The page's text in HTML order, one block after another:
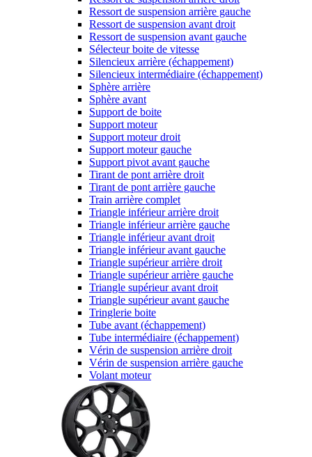
Ressort de suspension arrière gauche
Ressort de suspension avant droit
Ressort de suspension avant gauche
Sélecteur boite de vitesse
Silencieux arrière (échappement)
Silencieux intermédiaire (échappement)
Sphère arrière
Sphère avant
Support de boite
Support moteur
Support moteur droit
Support moteur gauche
Support pivot avant gauche
Tirant de pont arrière droit
Tirant de pont arrière gauche
Train arrière complet
Triangle inférieur arrière droit
Triangle inférieur arrière gauche
Triangle inférieur avant droit
Triangle inférieur avant gauche
Triangle supérieur arrière droit
Triangle supérieur arrière gauche
Triangle supérieur avant droit
Triangle supérieur avant gauche
Tringlerie boite
Tube avant (échappement)
Tube intermédiaire (échappement)
Vérin de suspension arrière droit
Vérin de suspension arrière gauche
Volant moteur